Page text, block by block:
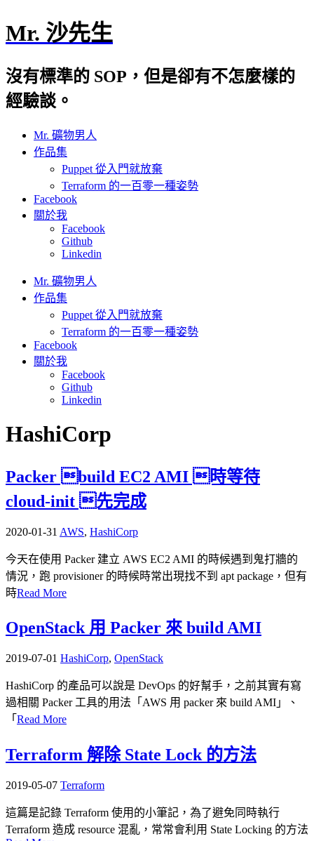
Mr. 沙先生
沒有標準的 SOP，但是卻有不怎麼樣的
經驗談。
Mr. 礦物男人
作品集
Puppet 從入門就放棄
Terraform 的一百零一種姿勢
Facebook
關於我
Facebook
Github
Linkedin
Mr. 礦物男人
作品集
Puppet 從入門就放棄
Terraform 的一百零一種姿勢
Facebook
關於我
Facebook
Github
Linkedin
HashiCorp
Packer build EC2 AMI 時等待
cloud-init 先完成
2020-01-31 AWS, HashiCorp
今天在使用 Packer 建立 AWS EC2 AMI 的時候遇到鬼打牆的
情況，跑 provisioner 的時候時常出現找不到 apt package，但有
時Read More
OpenStack 用 Packer 來 build AMI
2019-07-01 HashiCorp, OpenStack
HashiCorp 的產品可以說是 DevOps 的好幫手，之前其實有寫
過相關 Packer 工具的用法「AWS 用 packer 來 build AMI」、
「 Read More
Terraform 解除 State Lock 的方法
2019-05-07 Terraform
這篇是記錄 Terraform 使用的小筆記，為了避免同時執行
Terraform 造成 resource 混亂，常常會利用 State Locking 的方法